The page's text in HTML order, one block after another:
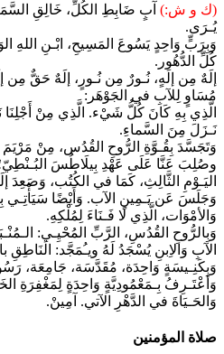
(ك و ش:) آبٍ ضَابِطِ الكُلِّ، خَالِقِ
يُـرَى.
وَبِرَبٍّ وَاحِدٍ يَسُوعَ المَسِيحِ، ابْـنِ اللهِ
كُلِّ الدُّهُور.
إلَهٌ مِن إلَهٍ، نُـورٌ مِن نُـورٍ، إلَهٌ حَقٌّ
مُسَاوٍ لِلآبِ في الجَوْهَر:
الَّذِي بِهِ كَانَ كُلُّ شَيْء. الَّذِي مِنْ أَجْلِنَا
نَـزَلَ مِنَ السَّماءِ.
وَتَجَسَّدَ بِقُـوَّةِ الرُّوحِ القُدُس، مِنْ مَرْيَمَ
وصُلِبَ عَنَّا عَلَى عَهْدِ بِيلَاطُسَ
اليَـوْمِ الثَّالِثِ، كَمَا في الكُتُب، وَصَعِدَ
وَجَلَسَ عَن يَـمِينِ الآب. وَأَيْضًا سَيَأْتِـي
وَالأمْوَات، الَّذِي لَا فَـنَاءَ لِمُلْكِهِ.
وَبِالرُّوحِ القُدُسِ، الرَّبِّ المُحْيِـي:
الآبِ وَالاِبنِ يُسْجَدُ لَهُ ويـُمَجَّد: الَنَاطِقِ
وَبِكَنِـيسَةٍ وَاحِدَة، مُقَدَّسَة، جَامِعَة،
وَأعْتَـرِفُ بِـمَعْمُودِيَّةٍ وَاحِدَةٍ لِمَغْفِرَةِ
وَالحَـيَاةَ في الدَّهْرِ الآتي. آمِينْ.
صلاة المؤمنين